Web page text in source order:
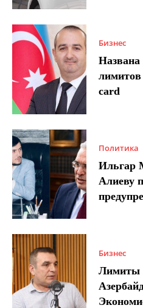
Бизнес
Названа
card
Политика
Ильгар
Алиеву
Бизнес
Лимиты